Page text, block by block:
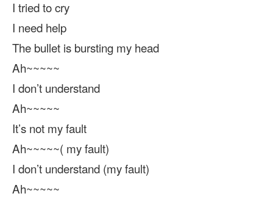
I tried to cry
I need help
The bullet is bursting my head
Ah~~~~~
I don’t understand
Ah~~~~~
It’s not my fault
Ah~~~~~( my fault)
I don’t understand (my fault)
Ah~~~~~